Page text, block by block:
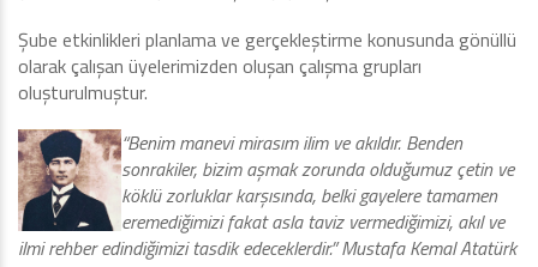
Şube etkinlikleri planlama ve gerçekleştirme konusunda gönüllü
olarak çalışan üyelerimizden oluşan çalışma grupları
oluşturulmuştur.
“Benim manevi mirasım ilim ve akıldır. Benden
sonrakiler, bizim aşmak zorunda olduğumuz çetin ve
köklü zorluklar karşısında, belki gayelere tamamen
eremediğimizi fakat asla taviz vermediğimizi, akıl ve
ilmi rehber edindiğimizi tasdik edeceklerdir.” Mustafa Kemal Atatürk